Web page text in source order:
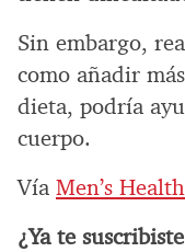
Sin embargo,
como añadir
dieta, podría
cuerpo.
Vía Men’s
¿Ya te